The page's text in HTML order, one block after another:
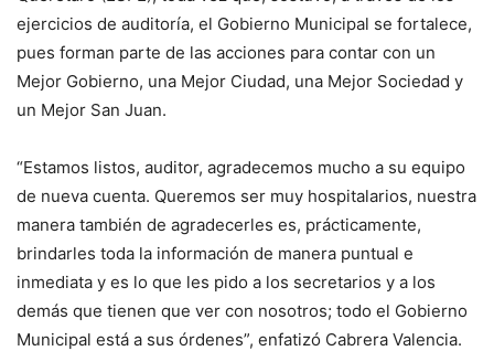
ejercicios de auditoría, el Gobierno Municipal se fortalece,
pues forman parte de las acciones para contar con un
Mejor Gobierno, una Mejor Ciudad, una Mejor Sociedad y
un Mejor San Juan.
“Estamos listos, auditor, agradecemos mucho a su equipo
de nueva cuenta. Queremos ser muy hospitalarios, nuestra
manera también de agradecerles es, prácticamente,
brindarles toda la información de manera puntual e
inmediata y es lo que les pido a los secretarios y a los
demás que tienen que ver con nosotros; todo el Gobierno
Municipal está a sus órdenes”, enfatizó Cabrera Valencia.